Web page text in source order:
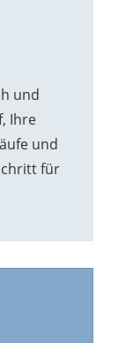
und
Ihre
und
für